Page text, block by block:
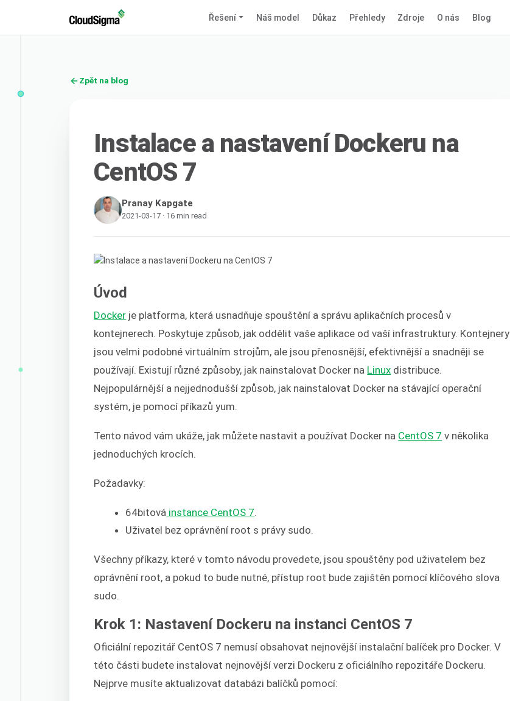
Řešení Náš model Důkaz Přehledy Zdroje O nás Blog
Zpět na blog
Instalace a nastavení Dockeru na
CentOS 7
Pranay Kapgate
2021-03-17 · 16 min read
Úvod
Docker je platforma, která usnadňuje spouštění a správu aplikačních procesů v
kontejnerech. Poskytuje způsob, jak oddělit vaše aplikace od vaší infrastruktury. Kontejnery
jsou velmi podobné virtuálním strojům, ale jsou přenosnější, efektivnější a snadněji se
používají. Existují různé způsoby, jak nainstalovat Docker na Linux distribuce.
Nejpopulárnější a nejjednodušší způsob, jak nainstalovat Docker na stávající operační
systém, je pomocí příkazů yum.
Tento návod vám ukáže, jak můžete nastavit a používat Docker na CentOS 7 v několika
jednoduchých krocích.
Požadavky:
64bitová instance CentOS 7
Uživatel bez oprávnění root s právy sudo.
Všechny příkazy, které v tomto návodu provedete, jsou spouštěny pod uživatelem bez
oprávnění root, a pokud to bude nutné, přístup root bude zajištěn pomocí klíčového slova
sudo.
Krok 1: Nastavení Dockeru na instanci CentOS 7
Oficiální repozitář CentOS 7 nemusí obsahovat nejnovější instalační balíček pro Docker. V
této části budete instalovat nejnovější verzi Dockeru z oficiálního repozitáře Dockeru.
Nejprve musíte aktualizovat databázi balíčků pomocí: